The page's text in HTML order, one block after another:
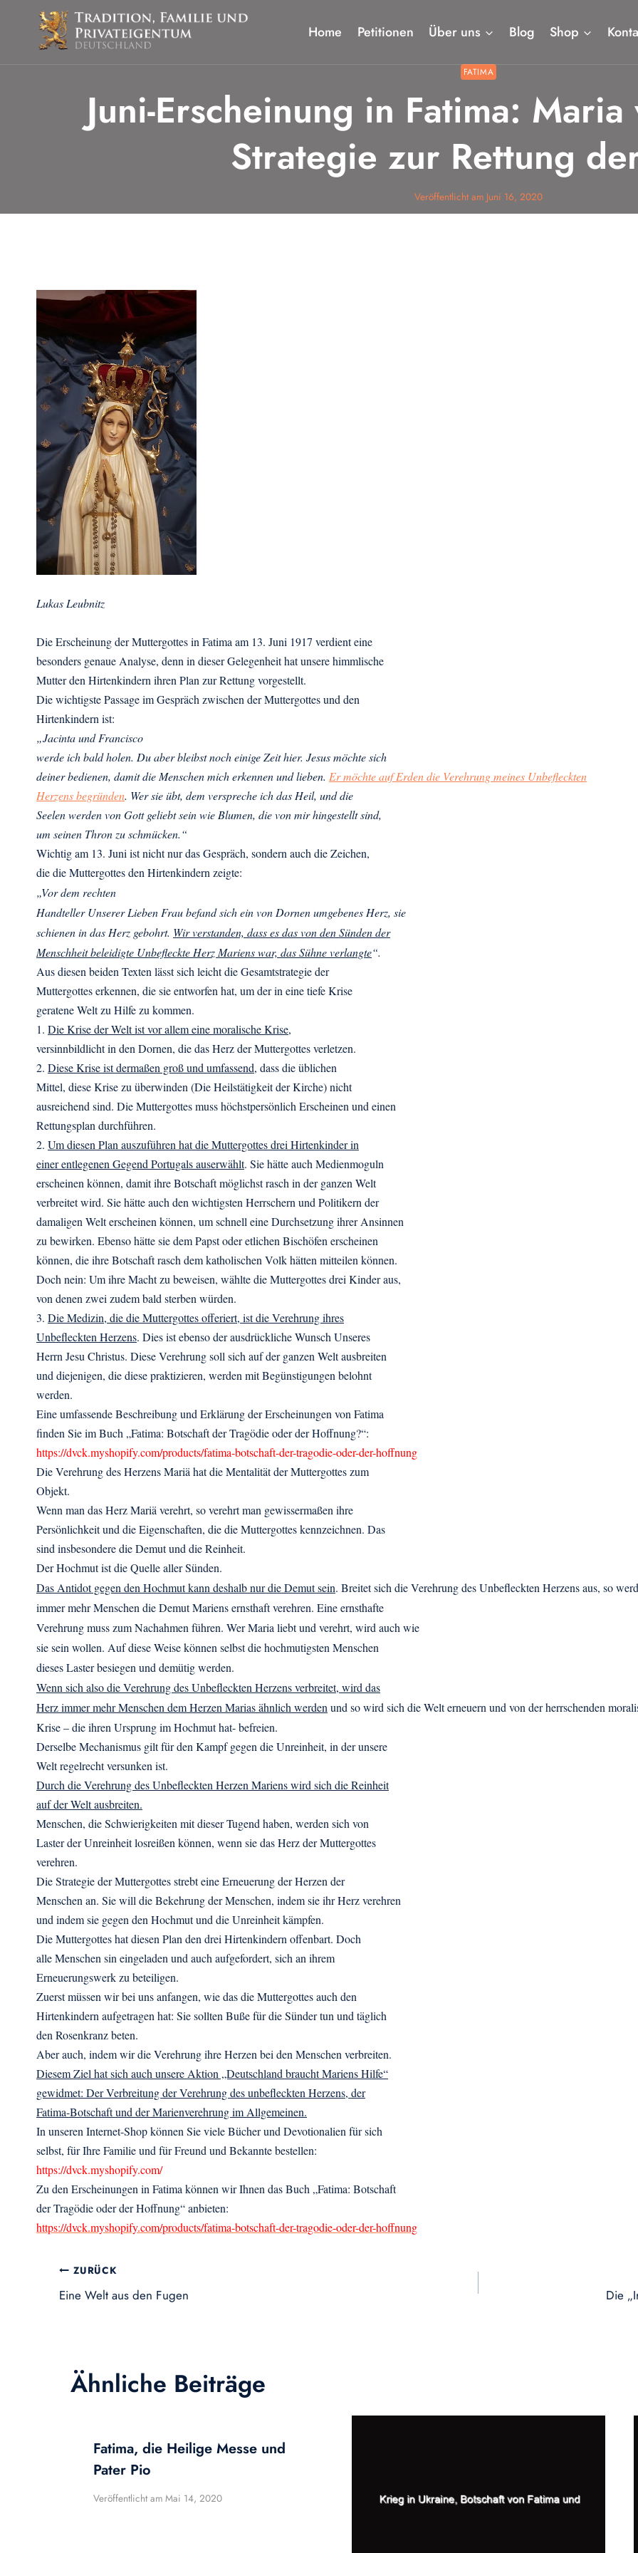
springen
Home Petitionen Über uns Blog Shop
FATIMA
Juni-Erscheinung in Fatima:
Strategie zur Rettung
Veröffentlicht am Juni 16, 2020
Lukas Leubnitz
Die Erscheinung der Muttergottes in Fatima am 13. Juni 1917 verdient eine
besonders genaue Analyse, denn in dieser Gelegenheit hat unsere himmlische
Mutter den Hirtenkindern ihren Plan zur Rettung vorgestellt.
Die wichtigste Passage im Gespräch zwischen der Muttergottes und den
Hirtenkindern ist:
„Jacinta und Francisco
werde ich bald holen. Du aber bleibst noch einige Zeit hier. Jesus möchte sich
deiner bedienen, damit die Menschen mich erkennen und lieben. Er möchte auf Erden die Verehrung meines Unbefleckten
Herzens begründen. Wer sie übt, dem verspreche ich das Heil, und die
Seelen werden von Gott geliebt sein wie Blumen, die von mir hingestellt sind,
um seinen Thron zu schmücken.“
Wichtig am 13. Juni ist nicht nur das Gespräch, sondern auch die Zeichen,
die die Muttergottes den Hirtenkindern zeigte:
„Vor dem rechten
Handteller Unserer Lieben Frau befand sich ein von Dornen umgebenes Herz, sie
schienen in das Herz gebohrt. Wir verstanden, dass es das von den Sünden der
Menschheit beleidigte Unbefleckte Herz Mariens war, das Sühne verlangte“.
Aus diesen beiden Texten lässt sich leicht die Gesamtstrategie der
Muttergottes erkennen, die sie entworfen hat, um der in eine tiefe Krise
geratene Welt zu Hilfe zu kommen.
1. Die Krise der Welt ist vor allem eine moralische Krise,
versinnbildlicht in den Dornen, die das Herz der Muttergottes verletzen.
2. Diese Krise ist dermaßen groß und umfassend, dass die üblichen
Mittel, diese Krise zu überwinden (Die Heilstätigkeit der Kirche) nicht
ausreichend sind. Die Muttergottes muss höchstpersönlich Erscheinen und einen
Rettungsplan durchführen.
2. Um diesen Plan auszuführen hat die Muttergottes drei Hirtenkinder in
einer entlegenen Gegend Portugals auserwählt. Sie hätte auch Medienmoguln
erscheinen können, damit ihre Botschaft möglichst rasch in der ganzen Welt
verbreitet wird. Sie hätte auch den wichtigsten Herrschern und Politikern der
damaligen Welt erscheinen können, um schnell eine Durchsetzung ihrer Ansinnen
zu bewirken. Ebenso hätte sie dem Papst oder etlichen Bischöfen erscheinen
können, die ihre Botschaft rasch dem katholischen Volk hätten mitteilen können.
Doch nein: Um ihre Macht zu beweisen, wählte die Muttergottes drei Kinder aus,
von denen zwei zudem bald sterben würden.
3. Die Medizin, die die Muttergottes offeriert, ist die Verehrung ihres
Unbefleckten Herzens. Dies ist ebenso der ausdrückliche Wunsch Unseres
Herrn Jesu Christus. Diese Verehrung soll sich auf der ganzen Welt ausbreiten
und diejenigen, die diese praktizieren, werden mit Begünstigungen belohnt
werden.
Eine umfassende Beschreibung und Erklärung der Erscheinungen von Fatima
finden Sie im Buch „Fatima: Botschaft der Tragödie oder der Hoffnung?“:
https://dvck.myshopify.com/products/fatima-botschaft-der-tragodie-oder-der-hoffnung
Die Verehrung des Herzens Mariä hat die Mentalität der Muttergottes zum
Objekt.
Wenn man das Herz Mariä verehrt, so verehrt man gewissermaßen ihre
Persönlichkeit und die Eigenschaften, die die Muttergottes kennzeichnen. Das
sind insbesondere die Demut und die Reinheit.
Der Hochmut ist die Quelle aller Sünden.
Das Antidot gegen den Hochmut kann deshalb nur die Demut sein. Breitet sich die Verehrung des Unbefleckten Herzens aus, so
immer mehr Menschen die Demut Mariens ernsthaft verehren. Eine ernsthafte
Verehrung muss zum Nachahmen führen. Wer Maria liebt und verehrt, wird auch wie
sie sein wollen. Auf diese Weise können selbst die hochmutigsten Menschen
dieses Laster besiegen und demütig werden.
Wenn sich also die Verehrung des Unbefleckten Herzens verbreitet, wird das
Herz immer mehr Menschen dem Herzen Marias ähnlich werden und so wird sich die Welt erneuern und von der herrschenden
Krise – die ihren Ursprung im Hochmut hat- befreien.
Derselbe Mechanismus gilt für den Kampf gegen die Unreinheit, in der unsere
Welt regelrecht versunken ist.
Durch die Verehrung des Unbefleckten Herzen Mariens wird sich die Reinheit
auf der Welt ausbreiten.
Menschen, die Schwierigkeiten mit dieser Tugend haben, werden sich von
Laster der Unreinheit losreißen können, wenn sie das Herz der Muttergottes
verehren.
Die Strategie der Muttergottes strebt eine Erneuerung der Herzen der
Menschen an. Sie will die Bekehrung der Menschen, indem sie ihr Herz verehren
und indem sie gegen den Hochmut und die Unreinheit kämpfen.
Die Muttergottes hat diesen Plan den drei Hirtenkindern offenbart. Doch
alle Menschen sin eingeladen und auch aufgefordert, sich an ihrem
Erneuerungswerk zu beteiligen.
Zuerst müssen wir bei uns anfangen, wie das die Muttergottes auch den
Hirtenkindern aufgetragen hat: Sie sollten Buße für die Sünder tun und täglich
den Rosenkranz beten.
Aber auch, indem wir die Verehrung ihre Herzen bei den Menschen verbreiten.
Diesem Ziel hat sich auch unsere Aktion „Deutschland braucht Mariens Hilfe“
gewidmet: Der Verbreitung der Verehrung des unbefleckten Herzens, der
Fatima-Botschaft und der Marienverehrung im Allgemeinen.
In unseren Internet-Shop können Sie viele Bücher und Devotionalien für sich
selbst, für Ihre Familie und für Freund und Bekannte bestellen:
https://dvck.myshopify.com/
Zu den Erscheinungen in Fatima können wir Ihnen das Buch „Fatima: Botschaft
der Tragödie oder der Hoffnung“ anbieten:
https://dvck.myshopify.com/products/fatima-botschaft-der-tragodie-oder-der-hoffnung
Beitragsnavigation
ZURÜCK
Eine Welt aus den Fugen Die
Ähnliche Beiträge
Fatima, die Heilige Messe und
Pater Pio
Veröffentlicht am Mai 14, 2020